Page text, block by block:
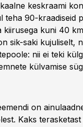
keskraami
teha 90-kraadiseid
kiirusega kuni 40
sik-saki kujuliselt,
nii ei teki
külvamise
on
Kaks